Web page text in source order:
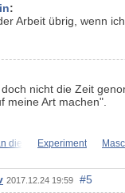
:
Arbeit übrig, wenn
nicht die Zeit
meine Art machen".
die Experiment
2017.12.24 19:59 #5